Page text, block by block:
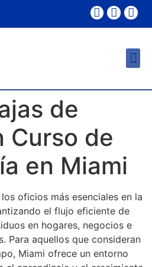
de
Curso de
en Miami
oficios más esenciales en la
el flujo eficiente de
en hogares, negocios e
Para aquellos que consideran
Miami ofrece un entorno